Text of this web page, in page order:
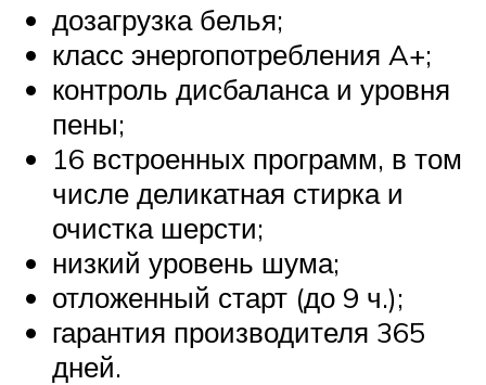
дозагрузка белья;
класс энергопотребления A+;
контроль дисбаланса и уровня
пены;
16 встроенных программ, в том
числе деликатная стирка и
очистка шерсти;
низкий уровень шума;
отложенный старт (до 9 ч.);
гарантия производителя 365
дней.